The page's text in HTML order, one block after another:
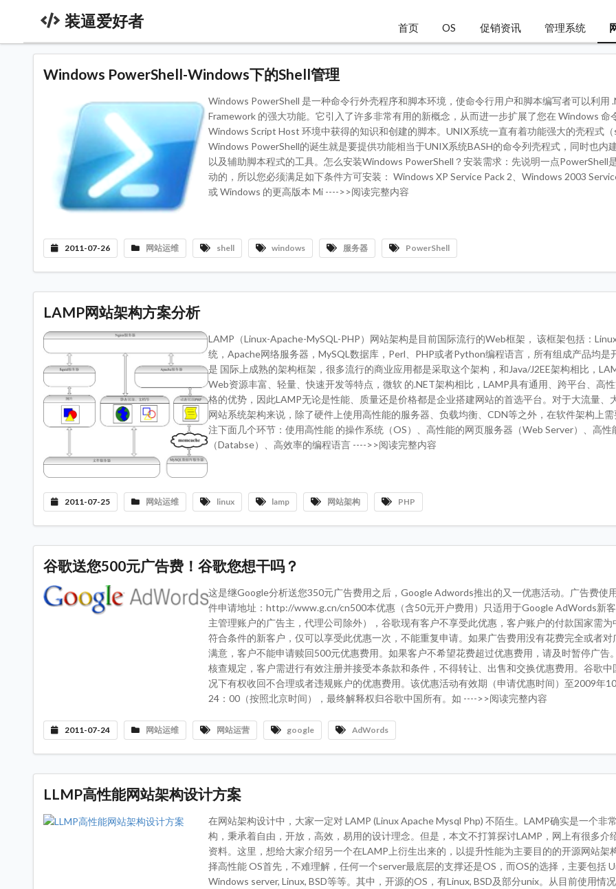
装逼爱好者 首页 OS 促销资讯 管理系统
Windows PowerShell-Windows下的Shell管理
Windows PowerShell 是一种命令行外壳程序和脚本环境，使命令行用户和脚本编写者可以利用
Framework 的强大功能。它引入了许多非常有用的新概念，从而进一步扩展了您在 Windows 命
Windows Script Host 环境中获得的知识和创建的脚本。UNIX系统一直有着功能强大的壳程式
Windows PowerShell的诞生就是要提供功能相当于UNIX系统BASH的命令列壳程式，同时也内
以及辅助脚本程式的工具。怎么安装Windows PowerShell？安装需求：先说明一点PowerShell
动的，所以您必须满足如下条件方可安装： Windows XP Service Pack 2、Windows 2003
或 Windows 的更高版本 Mi ---->>阅读完整内容
2011-07-26 网站运维 shell windows 服务器 PowerShell
LAMP网站架构方案分析
LAMP（Linux-Apache-MySQL-PHP）网站架构是目前国际流行的Web框架， 该框架包括：
统，Apache网络服务器，MySQL数据库，Perl、PHP或者Python编程语言，所有组成产品均是
是 国际上成熟的架构框架，很多流行的商业应用都是采取这个架构，和Java/J2EE架构相比，
Web资源丰富、轻量、快速开发等特点，微软 的.NET架构相比，LAMP具有通用、跨平台、高
格的优势，因此LAMP无论是性能、质量还是价格都是企业搭建网站的首选平台。对于大流量、
网站系统架构来说，除了硬件上使用高性能的服务器、负载均衡、CDN等之外，在软件架构上
注下面几个环节：使用高性能 的操作系统（OS）、高性能的网页服务器（Web Server）、高性
（Databse）、高效率的编程语言 ---->>阅读完整内容
2011-07-25 网站运维 linux lamp 网站架构 PHP
谷歌送您500元广告费！谷歌您想干吗？
这是继Google分析送您350元广告费用之后，Google Adwords推出的又一优惠活动。广告费使
件申请地址：http://www.g.cn/cn500本优惠（含50元开户费用）只适用于Google AdWords新
主管理账户的广告主，代理公司除外），谷歌现有客户不享受此优惠，客户账户的付款国家需为
符合条件的新客户，仅可以享受此优惠一次，不能重复申请。如果广告费用没有花费完全或者对
满意，客户不能申请赎回500元优惠费用。如果客户不希望花费超过优惠费用，请及时暂停广告
核查规定，客户需进行有效注册并接受本条款和条件，不得转让、出售和交换优惠费用。谷歌中
况下有权收回不合理或者违规账户的优惠费用。该优惠活动有效期（申请优惠时间）至2009年
24：00（按照北京时间），最终解释权归谷歌中国所有。如 ---->>阅读完整内容
2011-07-24 网站运维 网站运营 google AdWords
LLMP高性能网站架构设计方案
在网站架构设计中，大家一定对 LAMP (Linux Apache Mysql Php) 不陌生。LAMP确实是一个非
构，秉承着自由，开放，高效，易用的设计理念。但是，本文不打算探讨LAMP，网上有很多介
资料。这里，想给大家介绍另一个在LAMP上衍生出来的，以提升性能为主要目的的开源网站架
择高性能 OS首先，不难理解，任何一个server最底层的支撑还是OS，而OS的选择，主要包括
Windows server, Linux, BSD等等。其中，开源的OS，有Linux, BSD及部分unix。从目前使用情